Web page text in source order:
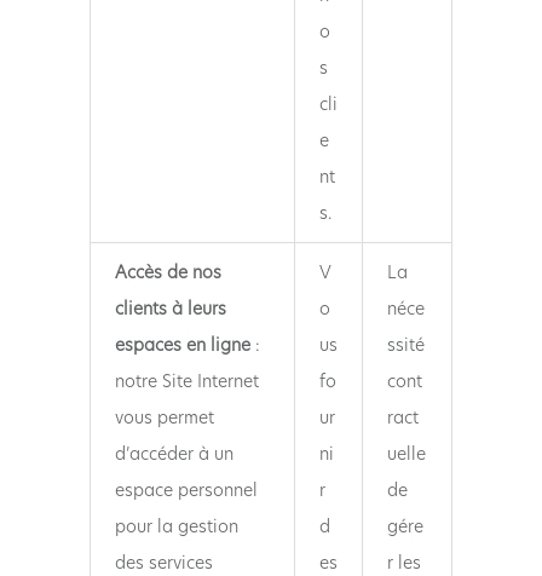
o
s
cli
e
nt
s.
Accès de nos
clients à leurs
espaces en ligne :
notre Site Internet
vous permet
d’accéder à un
espace personnel
pour la gestion
des services
V
o
us
fo
ur
ni
r
d
es
La
néce
ssité
cont
ract
uelle
de
gére
r les